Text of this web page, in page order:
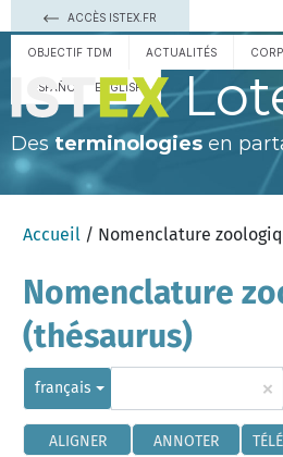
ACCÈS ISTEX.FR
OBJECTIF TDM ACTUALITÉS
ESPAÑOL ENGLISH
Des terminologies en
Accueil / Nomenclature
Nomenclature
(thésaurus)
français ×
ALIGNER ANNOTER